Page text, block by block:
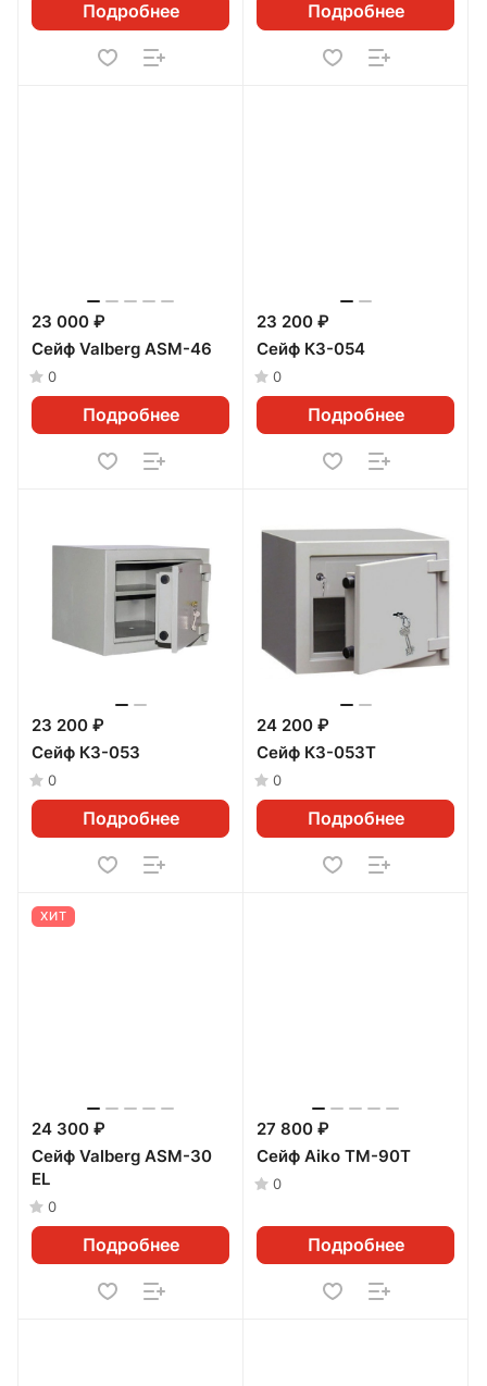
Подробнее Подробнее
23 000 ₽
Сейф Valberg ASM-46
0
Подробнее
23 200 ₽
Сейф КЗ-054
0
Подробнее
23 200 ₽
Сейф КЗ-053
0
Подробнее
24 200 ₽
Сейф КЗ-053Т
0
Подробнее
ХИТ
24 300 ₽
Сейф Valberg ASM-30
EL
0
Подробнее
27 800 ₽
Сейф Aiko ТМ-90Т
0
Подробнее